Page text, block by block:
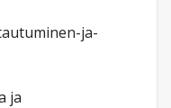
ja-
ja